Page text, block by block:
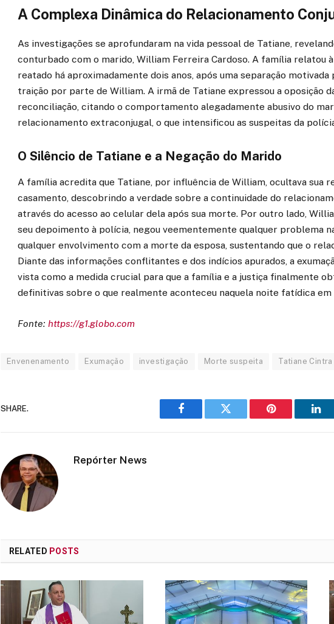
A Complexa Dinâmica do Relacionamento
As investigações se aprofundaram na vida pessoal de Tatiane,
conturbado com o marido, William Ferreira Cardoso. A família relatou
reatado há aproximadamente dois anos, após uma separação
traição por parte de William. A irmã de Tatiane expressou a oposição
reconciliação, citando o comportamento alegadamente abusivo do
relacionamento extraconjugal, o que intensificou as suspeitas da
O Silêncio de Tatiane e a Negação do Marido
A família acredita que Tatiane, por influência de William, ocultava sua
casamento, descobrindo a verdade sobre a continuidade do
através do acesso ao celular dela após sua morte. Por outro lado,
seu depoimento à polícia, negou veementemente qualquer problema
qualquer envolvimento com a morte da esposa, sustentando que o
Diante das informações conflitantes e dos indícios apurados, a
vista como a medida crucial para que a família e a justiça finalmente
definitivas sobre o que realmente aconteceu naquela noite fatídica em
Fonte: https://g1.globo.com
Envenenamento Exumação investigação Morte suspeita Tatiane Cintra
SHARE.
Facebook Twitter Pinterest
Repórter News
RELATED POSTS